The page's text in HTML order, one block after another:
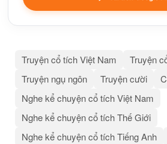
Truyện cổ tích Việt Nam
Truyện
Truyện ngụ ngôn
Truyện cười
Nghe kể chuyện cổ tích Việt Nam
Nghe kể chuyện cổ tích Thế Giới
Nghe kể chuyện cổ tích Tiếng Anh